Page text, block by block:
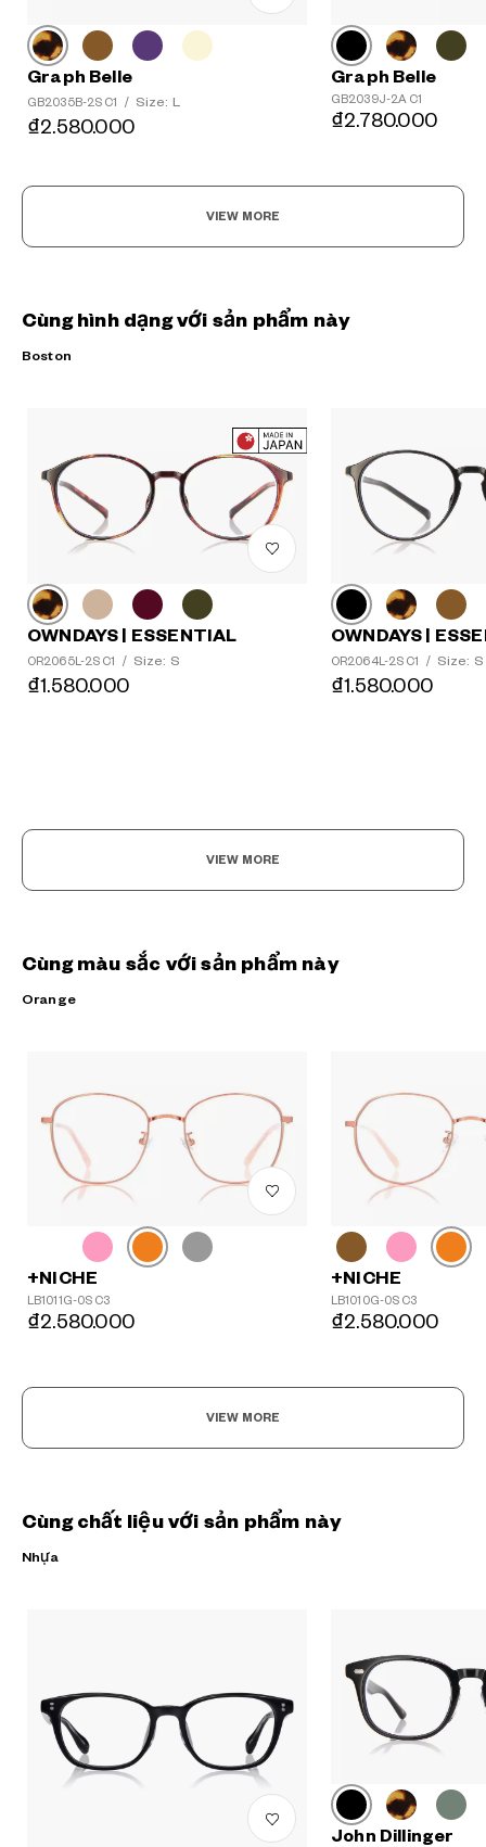
Graph Belle
GB2035B-2S C1 / Size: L
₫2.580.000
Graph Belle
GB2039J-2A C1
₫2.780.000
VIEW MORE
Cùng hình dạng với sản phẩm này
Boston
OWNDAYS | ESSENTIAL
OR2065L-2S C1 / Size: S
₫1.580.000
OWNDAYS |
OR2064L-2S C1 / Size: S
₫1.580.000
VIEW MORE
Cùng màu sắc với sản phẩm này
Orange
+NICHE
LB1011G-0S C3
₫2.580.000
+NICHE
LB1010G-0S C3
₫2.580.000
VIEW MORE
Cùng chất liệu với sản phẩm này
Nhựa
John Dillinger